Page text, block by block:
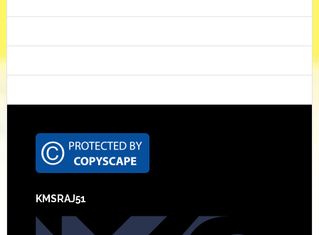
Footer
KMSRAJ51